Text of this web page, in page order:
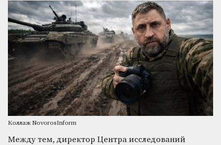
Коллаж NovorosInform
Между тем, директор Центра исследований